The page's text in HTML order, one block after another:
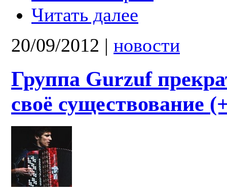
Читать далее
20/09/2012 | новости
Группа Gurzuf
своё существование